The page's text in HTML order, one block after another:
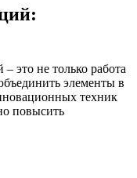
это не только работа
элементы в
техник
повысить